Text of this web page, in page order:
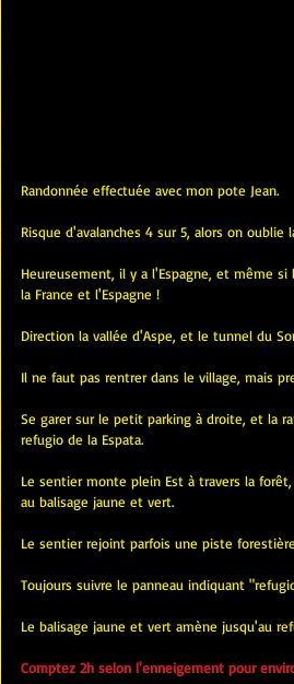
Randonnée effectuée avec mon pote Jean.
Risque d'avalanches 4 sur 5, alors on
Heureusement, il y a l'Espagne, et même
la France et l'Espagne !
Direction la vallée d'Aspe, et le tunnel du
Il ne faut pas rentrer dans le village, mais
Se garer sur le petit parking à droite, et la
refugio de la Espata.
Le sentier monte plein Est à travers la
au balisage jaune et vert.
Le sentier rejoint parfois une piste
Toujours suivre le panneau indiquant
Le balisage jaune et vert amène jusqu'au
Comptez 2h selon l'enneigement pour